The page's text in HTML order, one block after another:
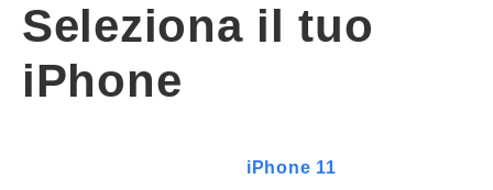
Seleziona il tuo
iPhone
iPhone 11